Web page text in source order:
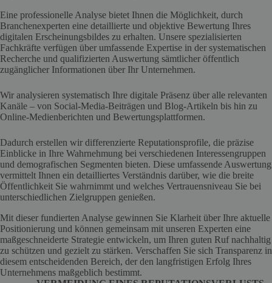
Eine professionelle Analyse bietet Ihnen die Möglichkeit, durch
Branchenexperten eine detaillierte und objektive Bewertung Ihres
digitalen Erscheinungsbildes zu erhalten. Unsere spezialisierten
Fachkräfte verfügen über umfassende Expertise in der systematischen
Recherche und qualifizierten Auswertung sämtlicher öffentlich
zugänglicher Informationen über Ihr Unternehmen.
Wir analysieren systematisch Ihre digitale Präsenz über alle relevanten
Kanäle – von Social-Media-Beiträgen und Blog-Artikeln bis hin zu
Online-Medienberichten und Bewertungsplattformen.
Dadurch erstellen wir differenzierte Reputationsprofile, die präzise
Einblicke in Ihre Wahrnehmung bei verschiedenen Interessengruppen
und demografischen Segmenten bieten. Diese umfassende Auswertung
vermittelt Ihnen ein detailliertes Verständnis darüber, wie die breite
Öffentlichkeit Sie wahrnimmt und welches Vertrauensniveau Sie bei
unterschiedlichen Zielgruppen genießen.
Mit dieser fundierten Analyse gewinnen Sie Klarheit über Ihre aktuelle
Positionierung und können gemeinsam mit unseren Experten eine
maßgeschneiderte Strategie entwickeln, um Ihren guten Ruf nachhaltig
zu schützen und gezielt zu stärken. Verschaffen Sie sich Transparenz in
diesem entscheidenden Bereich, der den langfristigen Erfolg Ihres
Unternehmens maßgeblich bestimmt.